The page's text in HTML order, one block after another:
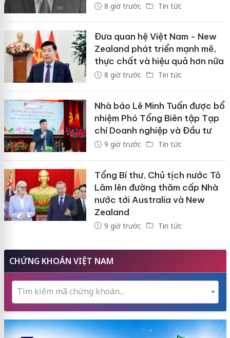
8 giờ trước Tin tức
Đưa quan hệ Việt Nam - New
Zealand phát triển mạnh mẽ,
thực chất và hiệu quả hơn nữa
8 giờ trước Tin tức
Nhà báo Lê Minh Tuấn được bổ
nhiệm Phó Tổng Biên tập Tạp
chí Doanh nghiệp và Đầu tư
9 giờ trước Tin tức
Tổng Bí thư, Chủ tịch nước Tô
Lâm lên đường thăm cấp Nhà
nước tới Australia và New
Zealand
9 giờ trước Tin tức
CHỨNG KHOÁN VIỆT NAM
Tìm kiếm mã chứng khoán...